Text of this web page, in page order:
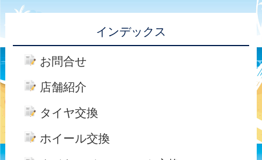
インデックス
お問合せ
店舗紹介
タイヤ交換
ホイール交換